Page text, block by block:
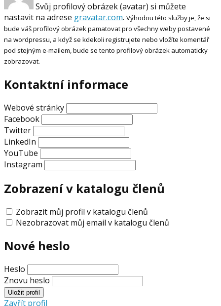
Svůj profilový obrázek (avatar) si můžete
nastavit na adrese gravatar.com. Výhodou této služby je, že si
bude váš profilový obrázek pamatovat pro všechny weby postavené
na wordpressu, a když se kdekoli registrujete nebo vložíte komentář
pod stejným e-mailem, bude se tento profilový obrázek automaticky
zobrazovat.
Kontaktní informace
Webové stránky
Facebook
Twitter
LinkedIn
YouTube
Instagram
Zobrazení v katalogu členů
Zobrazit můj profil v katalogu členů
Nezobrazovat můj email v katalogu členů
Nové heslo
Heslo
Znovu heslo
Zavřít profil